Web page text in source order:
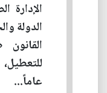
الإدارة
الدولة
عاماً...